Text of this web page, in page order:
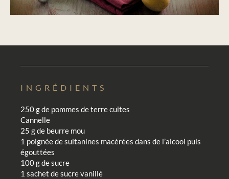
INGRÉDIENTS
250 g de pommes de terre cuites
Cannelle
25 g de beurre mou
1 poignée de sultanines macérées dans de l’alcool puis
égouttées
100 g de sucre
1 sachet de sucre vanillé